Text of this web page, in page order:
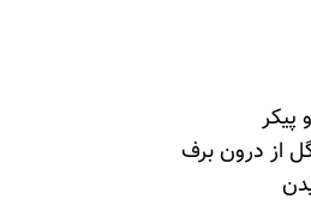
از درون برف